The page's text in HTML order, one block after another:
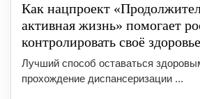
Как нацпроект
активная жизнь» помогает
контролировать своё здоровье
Лучший способ оставаться
прохождение диспансеризации ...